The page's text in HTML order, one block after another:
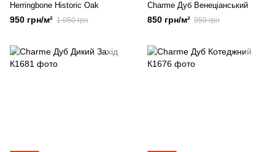
Herringbone Historic Oak
950 грн/м² 1 050 грн
Charme Дуб Венеціанський
850 грн/м² 950 грн